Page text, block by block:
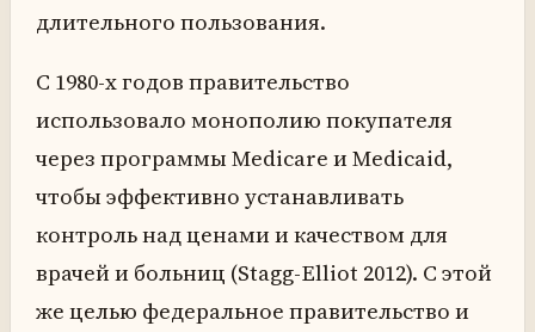
длительного пользования.
С 1980-х годов правительство
использовало монополию покупателя
через программы Medicare и Medicaid,
чтобы эффективно устанавливать
контроль над ценами и качеством для
врачей и больниц (Stagg-Elliot 2012). С этой
же целью федеральное правительство и